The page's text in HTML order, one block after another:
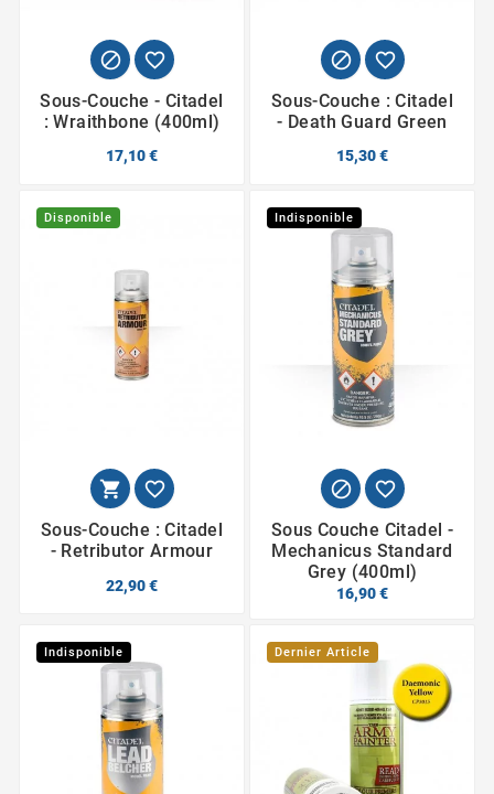
 
Sous-Couche - Citadel
: Wraithbone (400ml)
17,10 €
 
Sous-Couche : Citadel
- Death Guard Green
15,30 €
Disponible
 
Sous-Couche : Citadel
- Retributor Armour
22,90 €
Indisponible
 
Sous Couche Citadel -
Mechanicus Standard
Grey (400ml)
16,90 €
Indisponible Dernier Article